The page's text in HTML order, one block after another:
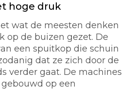
hoge druk
wat de meesten denken
op de buizen gezet. De
een spuitkop die schuin
dat ze zich door de
verder gaat. De machines
op een